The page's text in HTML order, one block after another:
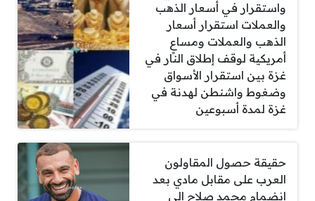
واستقرار في أسعار الذهب
والعملات استقرار أسعار
الذهب والعملات ومساعٍ
أمريكية لوقف إطلاق النار في
غزة بين استقرار الأسواق
وضغوط واشنطن لهدنة في
غزة لمدة أسبوعين
حقيقة حصول المقاولون
العرب على مقابل مادي بعد
انضمام محمد صلاح إلى